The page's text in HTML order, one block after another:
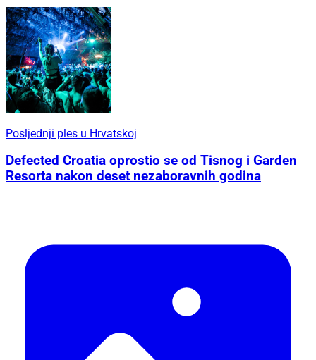
Posljednji ples u Hrvatskoj
Defected Croatia oprostio se od Tisnog i Garden
Resorta nakon deset nezaboravnih godina